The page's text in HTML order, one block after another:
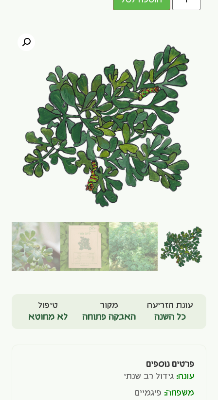
עונת הזריעה
כל השנה
מקור
האבקה פתוחה
טיפול
לא מחוטא
פרטים נוספים
עונה: גידול רב שנתי
משפחה: פיגמיים